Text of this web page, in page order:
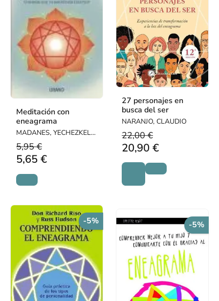
Meditación con
eneagrama
MADANES, YECHEZKEL /
MADANES, RUTH
5,95 €
5,65 €
27 personajes en
busca del ser
NARANJO, CLAUDIO
22,00 €
20,90 €
-5% -5%